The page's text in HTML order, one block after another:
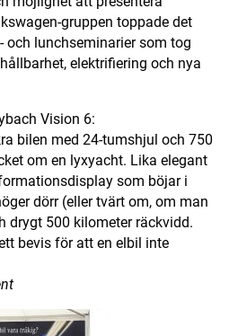
Det här är vi
Arbeta för oss
gruppen toppade det
och lunchseminarier som tog
elektrifiering och nya
Vision 6:
bilen med 24-tumshjul och 750
om en lyxyacht. Lika elegant
som böjar i
dörr (eller tvärt om, om man
drygt 500 kilometer räckvidd.
bevis för att en elbil inte